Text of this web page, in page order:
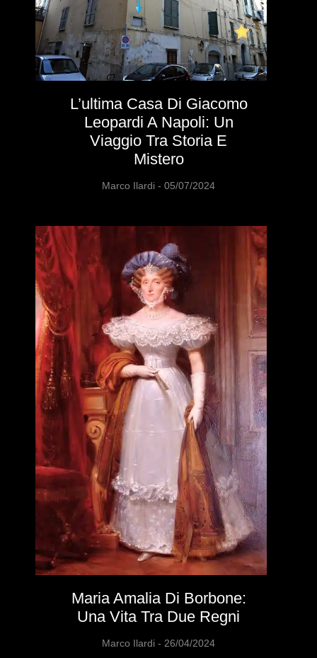
L’ultima Casa Di Giacomo
Leopardi A Napoli: Un
Viaggio Tra Storia E
Mistero
Marco Ilardi 05/07/2024
Maria Amalia Di Borbone:
Una Vita Tra Due Regni
Marco Ilardi 26/04/2024